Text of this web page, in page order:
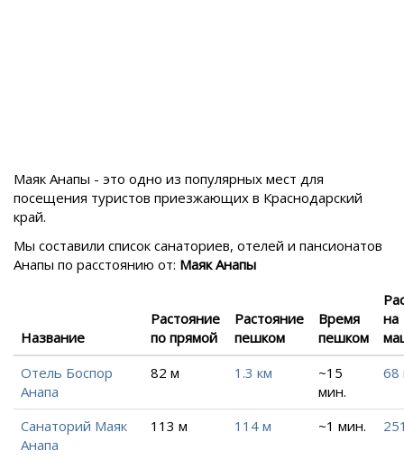
Маяк Анапы - это одно из популярных мест для
посещения туристов приезжающих в Краснодарский
край.
Мы составили список санаториев, отелей и пансионатов
Анапы по расстоянию от: Маяк Анапы
Название
Растояние
по прямой
Растояние
пешком
Время
пешком
на
Отель Боспор
Анапа
82 м 1.3 км
~15
мин.
68
Санаторий Маяк
Анапа
113 м 114 м ~1 мин.